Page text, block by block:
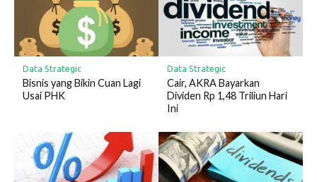
Data Strategic
Bisnis yang Bikin Cuan Lagi
Usai PHK
Data Strategic
Cair, AKRA Bayarkan
Dividen Rp 1,48 Triliun Hari
Ini